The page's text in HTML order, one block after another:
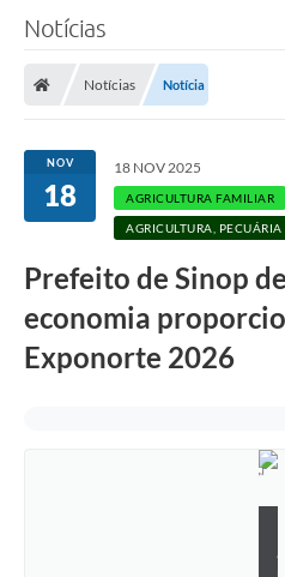
Notícias
Notícias Notícia
NOV
18
18 NOV 2025
AGRICULTURA FAMILIAR
AGRICULTURA,
Prefeito de Sinop
economia
Exponorte 2026
a